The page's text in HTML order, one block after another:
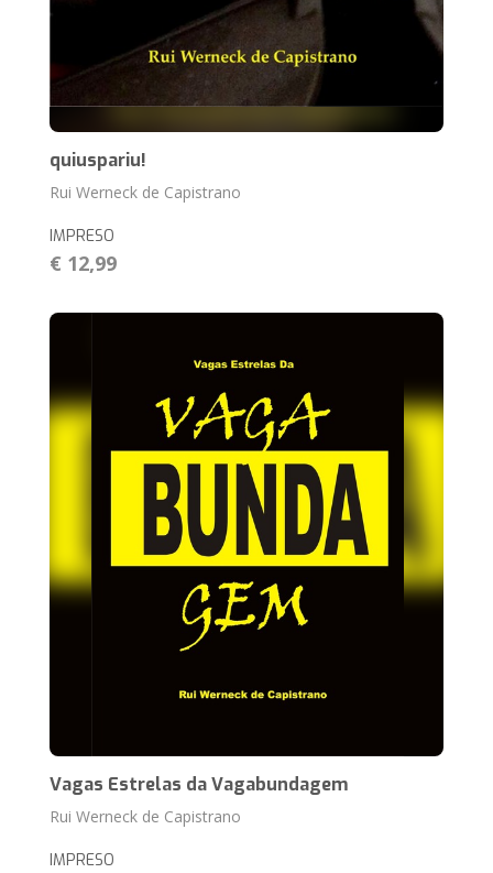
quiuspariu!
Rui Werneck de Capistrano
IMPRESO
€ 12,99
Vagas Estrelas da Vagabundagem
Rui Werneck de Capistrano
IMPRESO